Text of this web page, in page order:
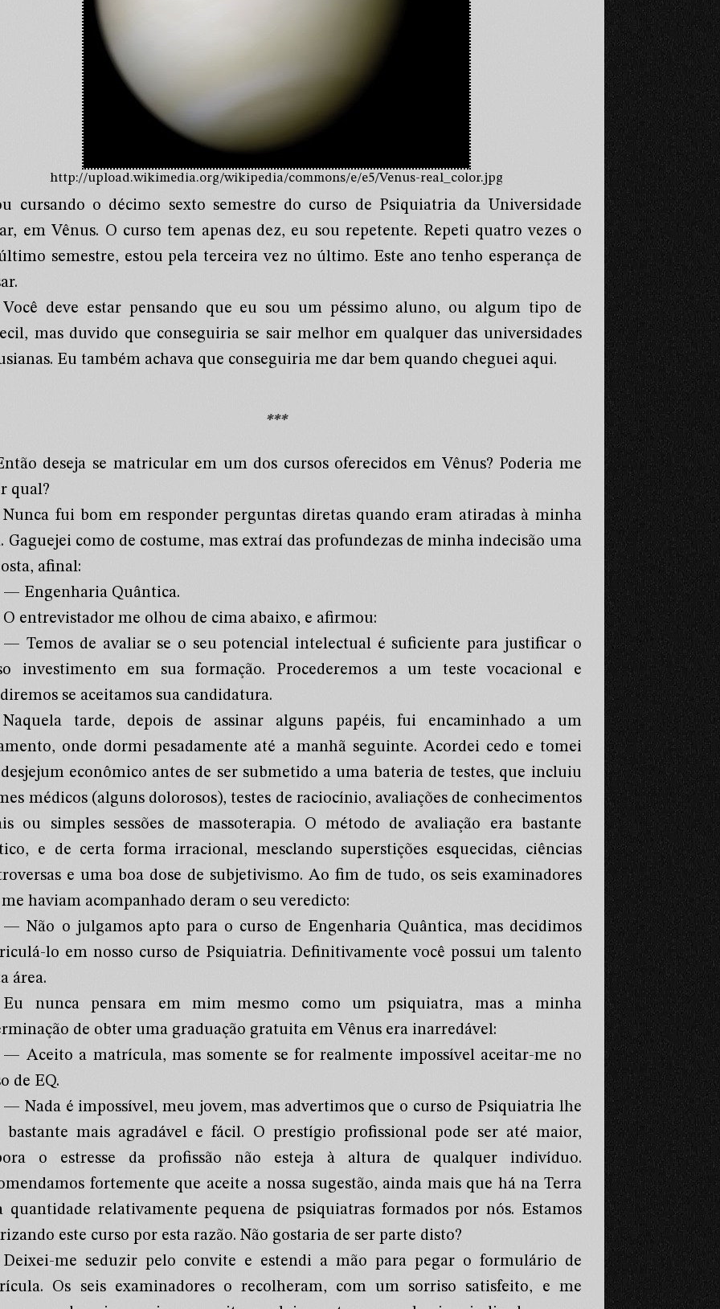
http://upload.wikimedia.org/wikipedia/commons/e/e5/Venus-real_color.jpg
cursando o décimo sexto semestre do curso de Psiquiatria da Universidade
em Vênus. O curso tem apenas dez, eu sou repetente. Repeti quatro vezes o
semestre, estou pela terceira vez no último. Este ano tenho esperança de
Você deve estar pensando que eu sou um péssimo aluno, ou algum tipo de
mas duvido que conseguiria se sair melhor em qualquer das universidades
Eu também achava que conseguiria me dar bem quando cheguei aqui.
***
deseja se matricular em um dos cursos oferecidos em Vênus? Poderia me
qual?
Nunca fui bom em responder perguntas diretas quando eram atiradas à minha
Gaguejei como de costume, mas extraí das profundezas de minha indecisão uma
afinal:
— Engenharia Quântica.
O entrevistador me olhou de cima abaixo, e afirmou:
— Temos de avaliar se o seu potencial intelectual é suficiente para justificar o
investimento em sua formação. Procederemos a um teste vocacional e
se aceitamos sua candidatura.
Naquela tarde, depois de assinar alguns papéis, fui encaminhado a um
onde dormi pesadamente até a manhã seguinte. Acordei cedo e tomei
econômico antes de ser submetido a uma bateria de testes, que incluiu
médicos (alguns dolorosos), testes de raciocínio, avaliações de conhecimentos
ou simples sessões de massoterapia. O método de avaliação era bastante
e de certa forma irracional, mesclando superstições esquecidas, ciências
e uma boa dose de subjetivismo. Ao fim de tudo, os seis examinadores
haviam acompanhado deram o seu veredicto:
— Não o julgamos apto para o curso de Engenharia Quântica, mas decidimos
lo em nosso curso de Psiquiatria. Definitivamente você possui um talento
área.
Eu nunca pensara em mim mesmo como um psiquiatra, mas a minha
de obter uma graduação gratuita em Vênus era inarredável:
— Aceito a matrícula, mas somente se for realmente impossível aceitar-me no
de EQ.
— Nada é impossível, meu jovem, mas advertimos que o curso de Psiquiatria lhe
bastante mais agradável e fácil. O prestígio profissional pode ser até maior,
o estresse da profissão não esteja à altura de qualquer indivíduo.
fortemente que aceite a nossa sugestão, ainda mais que há na Terra
quantidade relativamente pequena de psiquiatras formados por nós. Estamos
este curso por esta razão. Não gostaria de ser parte disto?
Deixei-me seduzir pelo convite e estendi a mão para pegar o formulário de
Os seis examinadores o recolheram, com um sorriso satisfeito, e me